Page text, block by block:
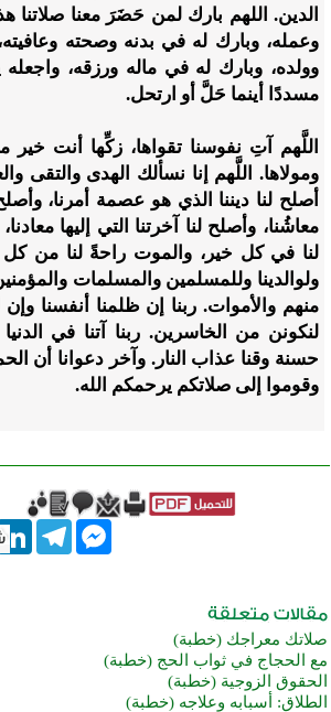
الدين. اللهم بارك لمن حَضَرَ معنا
وعمله، وبارك له في بدنه وصحته
وولده، وبارك له في ماله ورزقه، واجعله
مسددًا أينما حَلَّ أو ارتحل.
اللَّهم آتِ نفوسنا تقواها، زكِّها أنت خير
ومولاها. اللَّهم إنا نسألك الهدى والتقى
أصلح لنا ديننا الذي هو عصمة أمرنا، وأصلح
معاشُنا، وأصلح لنا آخرتنا التي إليها
لنا في كل خير، والموت راحةً لنا من كل
ولوالدينا وللمسلمين والمسلمات
منهم والأموات. ربنا إن ظلمنا أنفسنا وإن
لنكونن من الخاسرين. ربنا آتنا في
حسنة وقنا عذاب النار. وآخر دعوانا أن
وقوموا إلى صلاتكم يرحمكم الله.
Messenger
صلاتك معراجك (خطبة)
مع الحجاج في ثواب الحج (خطبة)
الحقوق الزوجية (خطبة)
الطلاق: أسبابه وعلاجه (خطبة)